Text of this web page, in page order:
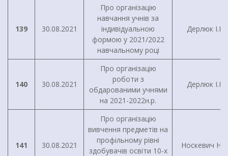
139 30.08.2021
Про організацію
навчання учнів за
індивідуальною
формою у 2021/2022
навчальному році
Дерлюк І.В.
140 30.08.2021
Про організацію
роботи з
обдарованими учнями
на 2021-2022н.р.
Дерлюк І.В.
141 30.08.2021
Про організацію
вивчення предметів на
профільному рівні
здобувачів освіти 10-х
Носкевич